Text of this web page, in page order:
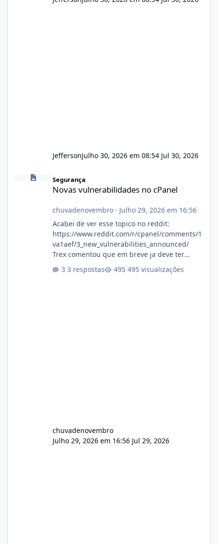
JeffersonJulho 30, 2026 em 08:54 Jul 30, 2026
Segurança
Novas vulnerabilidades no cPanel
chuvadenovembro· Julho 29, 2026 em 16:56
Acabei de ver esse topico no reddit:
https://www.reddit.com/r/cpanel/comments/1
va1aef/3_new_vulnerabilities_announced/
Trex comentou que em breve ja deve ter
3 respostas 495 visualizações
chuvadenovembro
Julho 29, 2026 em 16:56 Jul 29, 2026